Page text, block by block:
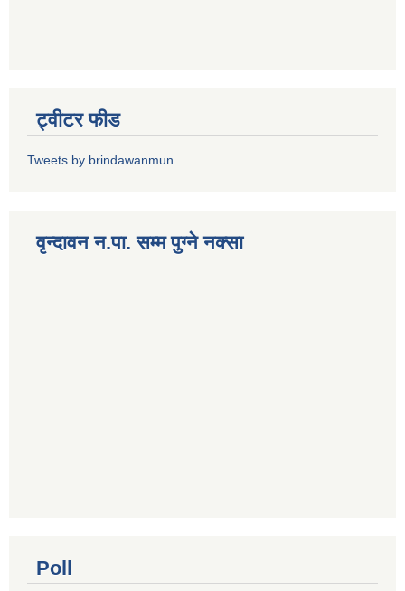
ट्वीटर फीड
Tweets by brindawanmun
वृन्दावन न.पा. सम्म पुग्ने नक्सा
Poll